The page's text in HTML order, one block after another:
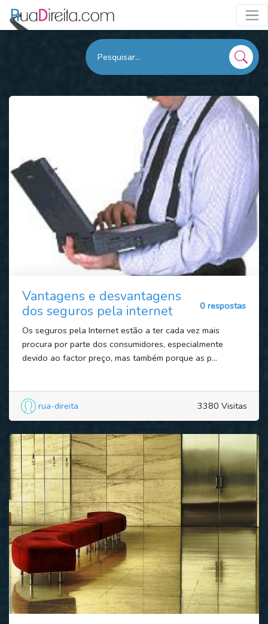
Vantagens e desvantagens
dos seguros pela internet
0 respostas
Os seguros pela Internet estão a ter cada vez mais
procura por parte dos consumidores, especialmente
devido ao factor preço, mas também porque as p...
rua-direita 3380 Visitas